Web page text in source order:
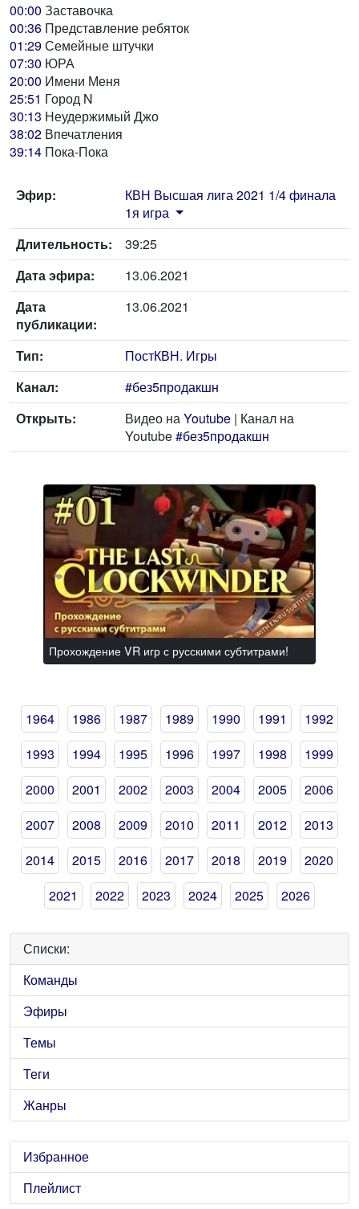
00:00 Заставочка
00:36 Представление ребяток
01:29Семейные штучки
07:30 ЮРА
20:00 Имени Меня
25:51 Город N
30:13 Неудержимый Джо
38:02 Впечатления
39:14 Пока-Пока
Эфир:
КВН Высшая лига 2021 1/4 финала
1я игра
Длительность:
39:25
Дата эфира:
13.06.2021
Дата
публикации:
13.06.2021
Тип: ПостКВН. Игры
Канал:
#без5продакшн
Открыть:
Видео наYoutube | Канал на
Youtube#без5продакшн
Прохождение VR игр с русскими субтитрами!
1964 1986 1987 1989 1990 1991
1992
1993
1994 1995 1996 1997 1998
1999
2000
2001 2002 2003 2004 2005
2006
2007
2008 2009 2010 2011 2012
2013
2014
2015 2016 2017 2018 2019
2020
2021
2022 2023 2024 2025 2026
Списки:
Команды
Эфиры
Темы
Теги
Жанры
Избранное
Плейлист